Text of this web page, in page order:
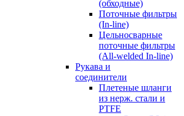
(обходные)
Поточные фильтры
(In-line)
Цельносварные
поточные фильтры
(All-welded In-line)
Рукава и
соединители
Плетеные шланги
из нерж. стали и
PTFE